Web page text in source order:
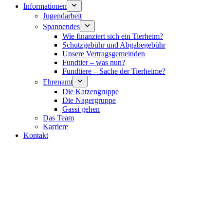
Informationen
Jugendarbeit
Spannendes
Wie finanziert sich ein Tierheim?
Schutzgebühr und Abgabegebühr
Unsere Vertragsgemeinden
Fundtier – was nun?
Fundtiere – Sache der Tierheime?
Ehrenamt
Die Katzengruppe
Die Nagergruppe
Gassi gehen
Das Team
Karriere
Kontakt